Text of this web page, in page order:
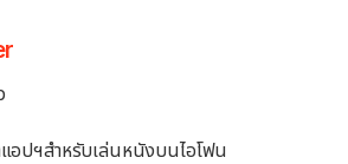
อปฯสำหรับเล่นหนังบนไอโฟน